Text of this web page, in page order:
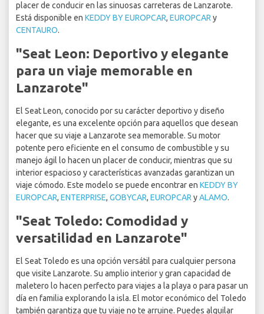
placer de conducir en las sinuosas carreteras de Lanzarote.
Está disponible en KEDDY BY EUROPCAR, EUROPCAR y
CENTAURO.
"Seat Leon: Deportivo y elegante
para un viaje memorable en
Lanzarote"
El Seat Leon, conocido por su carácter deportivo y diseño
elegante, es una excelente opción para aquellos que desean
hacer que su viaje a Lanzarote sea memorable. Su motor
potente pero eficiente en el consumo de combustible y su
manejo ágil lo hacen un placer de conducir, mientras que su
interior espacioso y características avanzadas garantizan un
viaje cómodo. Este modelo se puede encontrar en KEDDY BY
EUROPCAR, ENTERPRISE, GOBYCAR, EUROPCAR yALAMO.
"Seat Toledo: Comodidad y
versatilidad en Lanzarote"
El Seat Toledo es una opción versátil para cualquier persona
que visite Lanzarote. Su amplio interior y gran capacidad de
maletero lo hacen perfecto para viajes a la playa o para pasar un
día en familia explorando la isla. El motor económico del Toledo
también garantiza que tu viaje no te arruine. Puedes alquilar